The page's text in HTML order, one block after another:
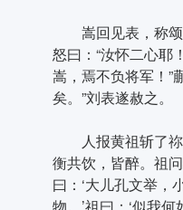
嵩回见表，称颂
怒曰：“汝怀二心耶
嵩，焉不负将军！”
矣。”刘表遂赦之。
人报黄祖斩了祢
衡共饮，皆醉。祖
曰：‘大儿孔文举，